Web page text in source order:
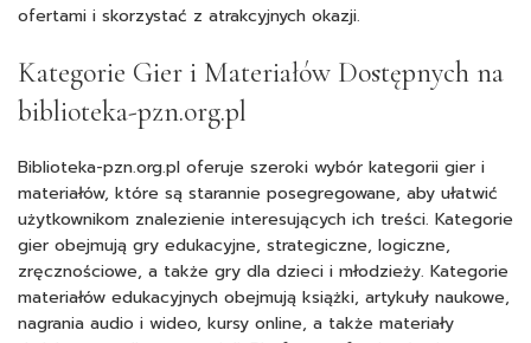
ofertami i skorzystać z atrakcyjnych okazji.
Kategorie Gier i Materiałów Dostępnych na
biblioteka-pzn.org.pl
Biblioteka-pzn.org.pl oferuje szeroki wybór kategorii gier i
materiałów, które są starannie posegregowane, aby ułatwić
użytkownikom znalezienie interesujących ich treści. Kategorie
gier obejmują gry edukacyjne, strategiczne, logiczne,
zręcznościowe, a także gry dla dzieci i młodzieży. Kategorie
materiałów edukacyjnych obejmują książki, artykuły naukowe,
nagrania audio i wideo, kursy online, a także materiały